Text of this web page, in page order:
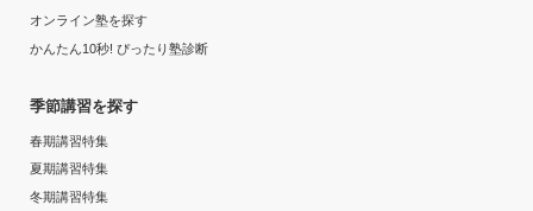
月額料金
オンライン塾を探す
かんたん10秒! ぴったり塾診断
季節講習を探す
春期講習特集
夏期講習特集
冬期講習特集